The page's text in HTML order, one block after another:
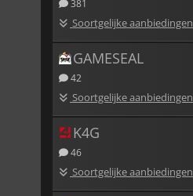
381
Soortgelijke aanbiedingen
GAMESEAL
42
Soortgelijke aanbiedingen
K4G
46
Soortgelijke aanbiedingen